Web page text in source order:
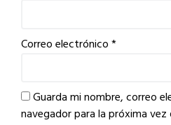
Correo electrónico*
Guarda mi nombre, correo
navegador para la próxima